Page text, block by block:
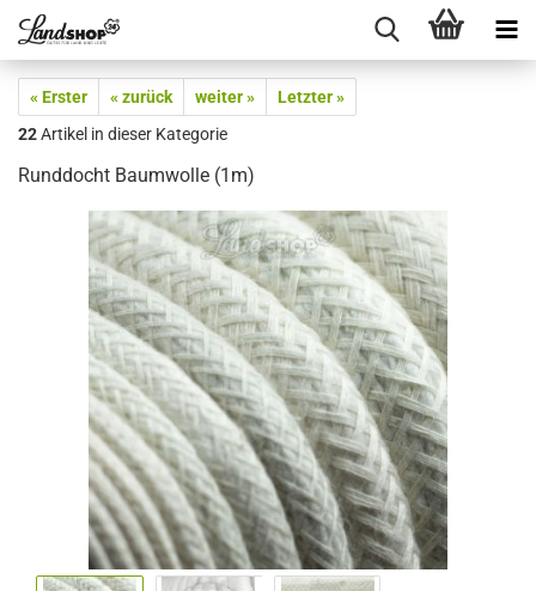
« Erster « zurück weiter »
Letzter »
22Artikel in dieser Kategorie
Runddocht Baumwolle (1m)